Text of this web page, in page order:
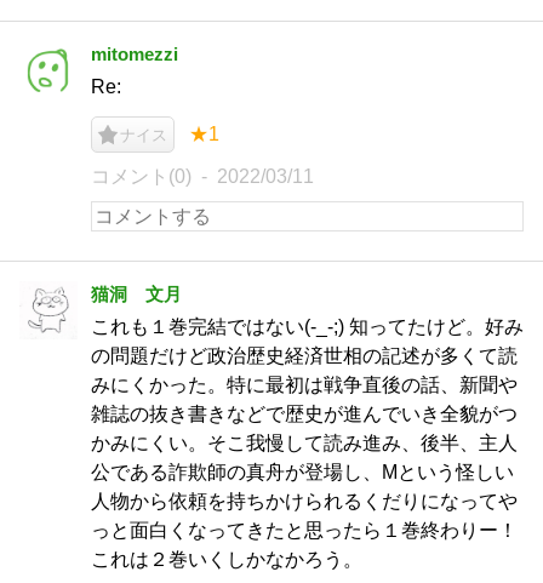
mitomezzi
Re:
ナイス ★1
コメント(0) 2022/03/11
猫洞 文月
これも１巻完結ではない(-_-;) 知ってたけど。好み
の問題だけど政治歴史経済世相の記述が多くて読
みにくかった。特に最初は戦争直後の話、新聞や
雑誌の抜き書きなどで歴史が進んでいき全貌がつ
かみにくい。そこ我慢して読み進み、後半、主人
公である詐欺師の真舟が登場し、Mという怪しい
人物から依頼を持ちかけられるくだりになってや
っと面白くなってきたと思ったら１巻終わりー！
これは２巻いくしかなかろう。